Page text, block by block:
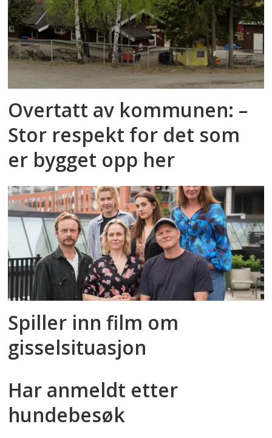
Overtatt av kommunen: –
Stor respekt for det som
er bygget opp her
Spiller inn film om
gisselsituasjon
Har anmeldt etter
hundebesøk